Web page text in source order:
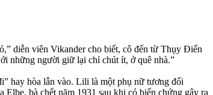
diễn viên Vikander cho biết, cô đến từ Thụy Điển
những người giữ lại chỉ chút ít, ở quê nhà.”
hay hòa lẫn vào. Lili là một phụ nữ tương đối
bà chết năm 1931 sau khi có biến chứng gây ra